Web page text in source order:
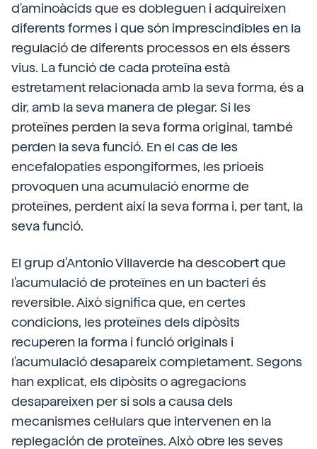
d'aminoàcids que es dobleguen i adquireixen
diferents formes i que són imprescindibles en la
regulació de diferents processos en els éssers
vius. La funció de cada proteïna està
estretament relacionada amb la seva forma, és a
dir, amb la seva manera de plegar. Si les
proteïnes perden la seva forma original, també
perden la seva funció. En el cas de les
encefalopaties espongiformes, les prioeis
provoquen una acumulació enorme de
proteïnes, perdent així la seva forma i, per tant, la
seva funció.
El grup d'Antonio Villaverde ha descobert que
l'acumulació de proteïnes en un bacteri és
reversible. Això significa que, en certes
condicions, les proteïnes dels dipòsits
recuperen la forma i funció originals i
l'acumulació desapareix completament. Segons
han explicat, els dipòsits o agregacions
desapareixen per si sols a causa dels
mecanismes cel·lulars que intervenen en la
replegación de proteïnes. Això obre les seves